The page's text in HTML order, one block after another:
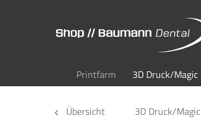
Printfarm 3D Druck/Magic
Übersicht 3D Druck/Magic